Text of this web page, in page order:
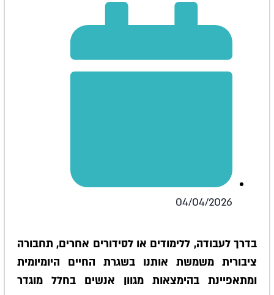
04/04/2026
בדרך לעבודה, ללימודים או לסידורים אחרים, תחבורה
ציבורית משמשת אותנו בשגרת החיים היומיומית
ומתאפיינת בהימצאות מגוון אנשים בחלל מוגדר